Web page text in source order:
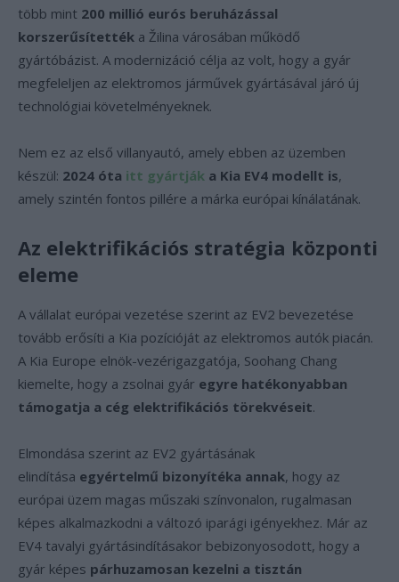
több mint 200 millió eurós beruházással
korszerűsítették a Žilina városában működő
gyártóbázist. A modernizáció célja az volt, hogy a gyár
megfeleljen az elektromos járművek gyártásával járó új
technológiai követelményeknek.
Nem ez az első villanyautó, amely ebben az üzemben
készül: 2024 óta itt gyártják a Kia EV4 modellt is,
amely szintén fontos pillére a márka európai kínálatának.
Az elektrifikációs stratégia központi
eleme
A vállalat európai vezetése szerint az EV2 bevezetése
tovább erősíti a Kia pozícióját az elektromos autók piacán.
A Kia Europe elnök-vezérigazgatója, Soohang Chang
kiemelte, hogy a zsolnai gyár egyre hatékonyabban
támogatja a cég elektrifikációs törekvéseit.
Elmondása szerint az EV2 gyártásának
elindítása egyértelmű bizonyítéka annak, hogy az
európai üzem magas műszaki színvonalon, rugalmasan
képes alkalmazkodni a változó iparági igényekhez. Már az
EV4 tavalyi gyártásindításakor bebizonyosodott, hogy a
gyár képes párhuzamosan kezelni a tisztán